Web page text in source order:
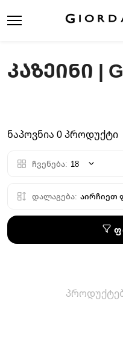
ᲙᲐᲖᲔᲘᲜᲘ |
ნაპოვნია 0 პროდუქტი
ჩვენება: 18
დალაგება: აირჩიეთ